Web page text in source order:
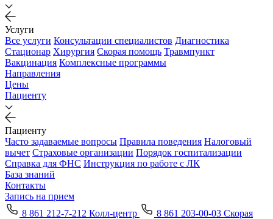
Услуги
Все услуги Консультации специалистов Диагностика
Стационар Хирургия Скорая помощь Травмпункт
Вакцинация Комплексные программы
Направления
Цены
Пациенту
Пациенту
Часто задаваемые вопросы Правила поведения Налоговый
вычет Страховые организации Порядок госпитализации
Справка для ФНС Инструкция по работе с ЛК
База знаний
Контакты
Запись на прием
8 861 212-7-212 Колл-центр
8 861 203-00-03 Скорая